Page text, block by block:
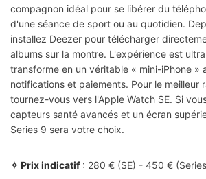
compagnon idéal pour se libérer du
d'une séance de sport ou au quotidien.
installez Deezer pour télécharger
albums sur la montre. L'expérience est
transforme en un véritable « mini-iPhone »
notifications et paiements. Pour le meilleur
tournez-vous vers l'Apple Watch SE. Si
capteurs santé avancés et un écran
Series 9 sera votre choix.
✧ Prix indicatif: 280 € (SE) - 450 €